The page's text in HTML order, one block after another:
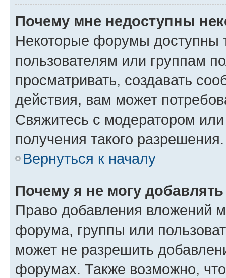
Почему мне недоступны
Некоторые форумы доступны
пользователям или группам
просматривать, создавать
действия, вам может
Свяжитесь с модератором
получения такого разрешения.
Вернуться к началу
Почему я не могу
Право добавления вложений
форума, группы или
может не разрешить
форумах. Также возможно,